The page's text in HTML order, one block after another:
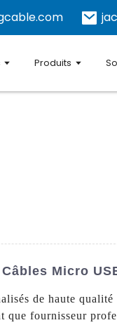
Produits
Micro
de haute
fournisseur